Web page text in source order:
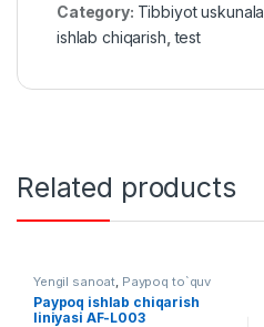
Category: Tibbiyot
ishlab chiqarish ,test
Related products
Yengil sanoat, Paypoq to`quv
uskunalari
Paypoq ishlab chiqarish
liniyasi AF-L003